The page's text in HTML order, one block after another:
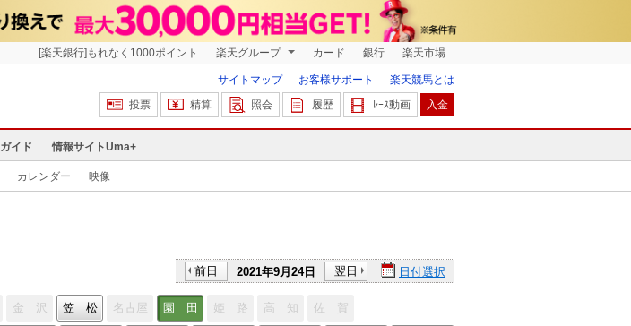
[楽天銀行]もれなく1000ポイント 楽天グループ カード 銀行 楽天市場
サイトマップ お客様サポート
楽天競馬とは
投票
精算 照会 履歴 ﾚｰｽ動画 入金
ガイド 情報サイトUma+
カレンダー 映像
前日 2021年9月24日 翌日 日付選択
金 沢 笠 松 名古屋 園 田 姫 路 高 知
佐 賀